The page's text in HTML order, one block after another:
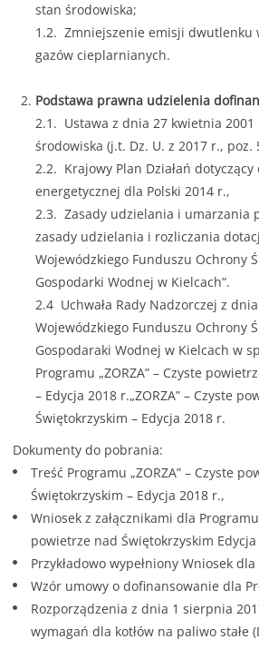
stan środowiska;
1.2. Zmniejszenie emisji dwutlenku
gazów cieplarnianych.
Podstawa prawna udzielenia
2.1. Ustawa z dnia 27 kwietnia 2001
środowiska (j.t. Dz. U. z 2017 r., poz.
2.2. Krajowy Plan Działań dotyczący
energetycznej dla Polski 2014 r.,
2.3. Zasady udzielania i umarzania
zasady udzielania i rozliczania
Wojewódzkiego Funduszu Ochrony
Gospodarki Wodnej w Kielcach”.
2.4 Uchwała Rady Nadzorczej z
Wojewódzkiego Funduszu Ochrony
Gospodaraki Wodnej w Kielcach w
Programu „ZORZA” – Czyste
– Edycja 2018 r.„ZORZA” – Czyste
Świętokrzyskim – Edycja 2018 r.
Dokumenty do pobrania:
Treść Programu „ZORZA” – Czyste
Świętokrzyskim – Edycja 2018 r.,
Wniosek z załącznikami dla Programu
powietrze nad Świętokrzyskim Edycja
Przykładowo wypełniony Wniosek dla
Wzór umowy o dofinansowanie dla
Rozporządzenia z dnia 1 sierpnia
wymagań dla kotłów na paliwo stałe